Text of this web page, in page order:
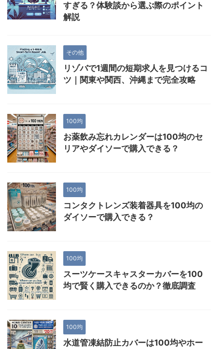
すぎる？体験談から選ぶ際のポイント
解説
その他
リゾバで1週間の短期求人を見つけるコ
ツ｜関東や関西、沖縄まで完全攻略
100均
お薬飲み忘れカレンダーは100均のセ
リアやダイソーで購入できる？
100均
コンタクトレンズ装着器具を100均の
ダイソーで購入できる？
100均
スーツケースキャスターカバーを100
均で賢く購入できるのか？徹底調査
100均
水道管凍結防止カバーは100均やホー